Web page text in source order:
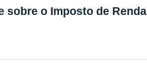
sobre o Imposto de Renda